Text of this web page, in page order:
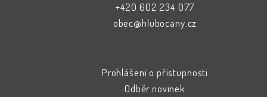
+420 602 234 077
obec@hlubocany.cz
Prohlášení o přístupnosti
Odběr novinek